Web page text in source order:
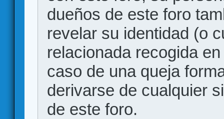
dueños de este foro
revelar su identidad (o
relacionada recogida
caso de una queja
derivarse de cualquier
de este foro.